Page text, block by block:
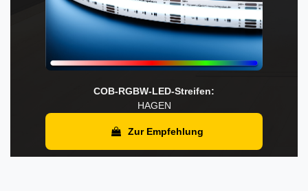
COB-RGBW-LED-Streifen:
HAGEN
Zur Empfehlung